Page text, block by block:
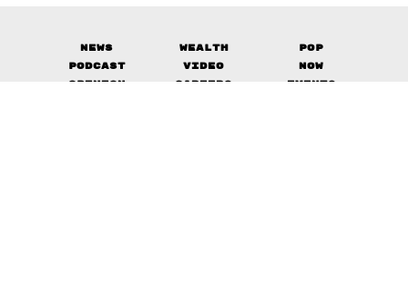
News Wealth
Pop
Podcast
Video
Now
Opinion
Careers
Events